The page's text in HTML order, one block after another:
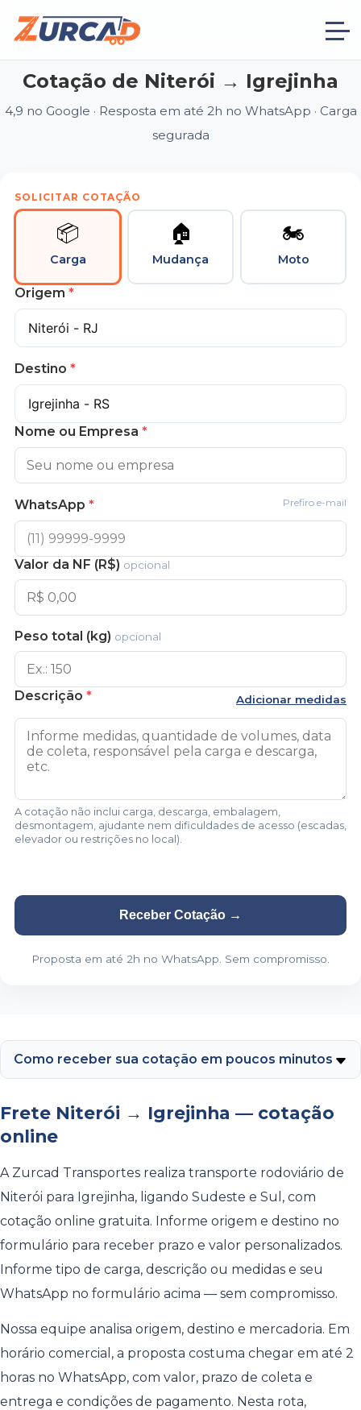
Cotação de Niterói → Igrejinha
4,9 no Google · Resposta em até 2h no WhatsApp · Carga
segurada
SOLICITAR COTAÇÃO
📦
Carga
🏠
Mudança
🏍
Moto
Origem *
Destino *
Nome ou Empresa *
WhatsApp * Prefiro e-mail
Valor da NF (R$) opcional
Peso total (kg) opcional
Descrição * Adicionar medidas
A cotação não inclui carga, descarga, embalagem,
desmontagem, ajudante nem dificuldades de acesso (escadas,
elevador ou restrições no local).
Receber Cotação →
Proposta em até 2h no WhatsApp. Sem compromisso.
Como receber sua cotação em poucos minutos
Frete Niterói → Igrejinha — cotação
online
A Zurcad Transportes realiza transporte rodoviário de
Niterói para Igrejinha, ligando Sudeste e Sul, com
cotação online gratuita. Informe origem e destino no
formulário para receber prazo e valor personalizados.
Informe tipo de carga, descrição ou medidas e seu
WhatsApp no formulário acima — sem compromisso.
Nossa equipe analisa origem, destino e mercadoria. Em
horário comercial, a proposta costuma chegar em até 2
horas no WhatsApp, com valor, prazo de coleta e
entrega e condições de pagamento. Nesta rota,